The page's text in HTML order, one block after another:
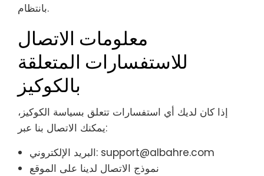
بانتظام.
معلومات الاتصال
للاستفسارات المتعلقة
بالكوكيز
إذا كان لديك أي استفسارات تتعلق بسياسة الكوكيز،
يمكنك الاتصال بنا عبر:
البريد الإلكتروني: support@albahre.com
نموذج الاتصال لدينا على الموقع